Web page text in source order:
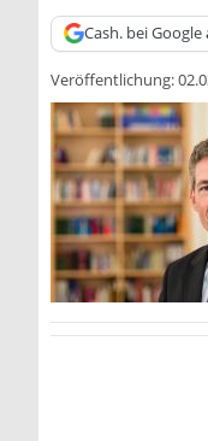
Cash. bei Google
Veröffentlichung: